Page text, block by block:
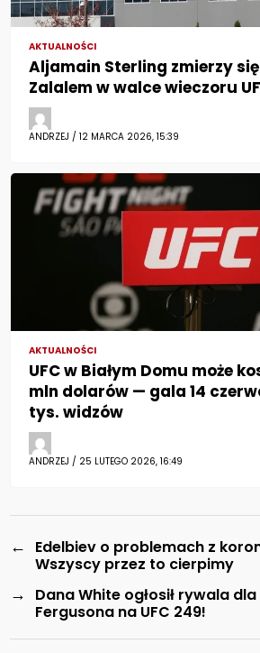
AKTUALNOŚCI
Aljamain Sterling zmierzy
Zalalem w walce wieczoru
ANDRZEJ / 12 MARCA 2026, 15:39
AKTUALNOŚCI
UFC w Białym Domu może
mln dolarów — gala 14
tys. widzów
ANDRZEJ / 25 LUTEGO 2026, 16:49
←
Edelbiev o problemach z
Wszyscy przez to cierpimy
→
Dana White ogłosił rywala dla
Fergusona na UFC 249!